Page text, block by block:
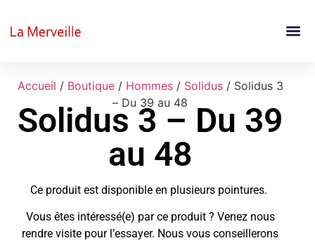
Accueil / Boutique/ Hommes/ Solidus/ Solidus 3
– Du 39 au 48
Solidus 3 – Du 39
au 48
Ce produit est disponible en plusieurs pointures.
Vous êtes intéressé(e) par ce produit ? Venez nous
rendre visite pour l’essayer. Nous vous conseillerons